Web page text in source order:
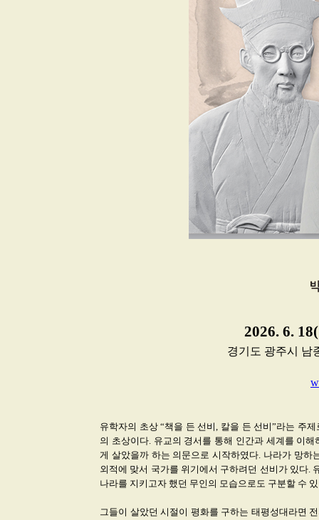
2026. 6.
경기도 광주시 남
유학자의 초상 “책을 든 선비, 칼을 든 선비”라는 주
의 초상이다. 유교의 경서를 통해 인간과 세계를 이
게 살았을까 하는 의문으로 시작하였다. 나라가 망
외적에 맞서 국가를 위기에서 구하려던 선비가 있다.
나라를 지키고자 했던 무인의 모습으로도 구분할 수
그들이 살았던 시절이 평화를 구하는 태평성대라면